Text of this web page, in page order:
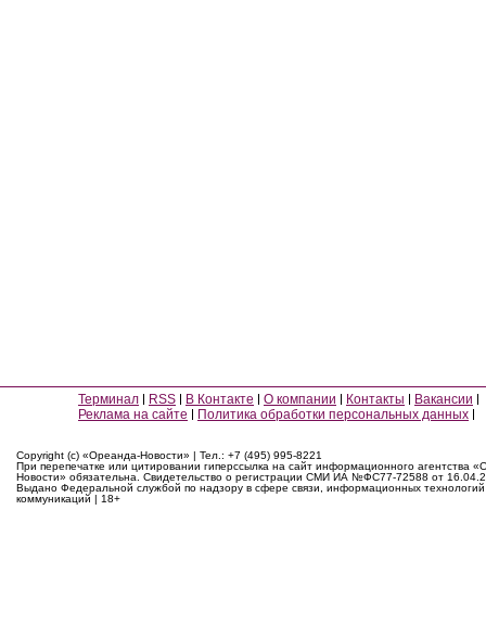
Терминал RSS В Контакте О компании Контакты
Вакансии
Реклама на сайте
Политика обработки персональных данных
Copyright (c) «Ореанда-Новости» | Тел.: +7 (495) 995-8221
При перепечатке или цитировании гиперссылка на сайт информационного агентства
Новости» обязательна. Свидетельство о регистрации СМИ ИА №ФС77-72588 от
Выдано Федеральной службой по надзору в сфере связи, информационных
коммуникаций | 18+